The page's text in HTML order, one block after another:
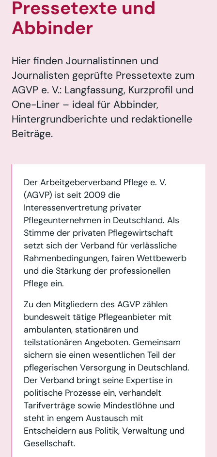
Pressetexte und
Abbinder
Hier finden Journalistinnen und
Journalisten geprüfte Pressetexte zum
AGVP e. V.: Langfassung, Kurzprofil und
One-Liner – ideal für Abbinder,
Hintergrundberichte und redaktionelle
Beiträge.
Der Arbeitgeberverband Pflege e. V.
(AGVP) ist seit 2009 die
Interessenvertretung privater
Pflegeunternehmen in Deutschland. Als
Stimme der privaten Pflegewirtschaft
setzt sich der Verband für verlässliche
Rahmenbedingungen, fairen Wettbewerb
und die Stärkung der professionellen
Pflege ein.
Zu den Mitgliedern des AGVP zählen
bundesweit tätige Pflegeanbieter mit
ambulanten, stationären und
teilstationären Angeboten. Gemeinsam
sichern sie einen wesentlichen Teil der
pflegerischen Versorgung in Deutschland.
Der Verband bringt seine Expertise in
politische Prozesse ein, verhandelt
Tarifverträge sowie Mindestlöhne und
steht in engem Austausch mit
Entscheidern aus Politik, Verwaltung und
Gesellschaft.